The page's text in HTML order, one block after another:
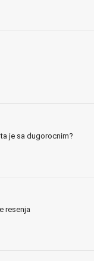
je sa dugorocnim?
resenja